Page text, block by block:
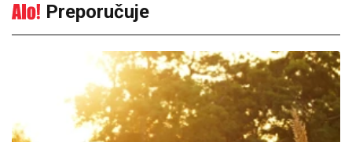
Preporučuje